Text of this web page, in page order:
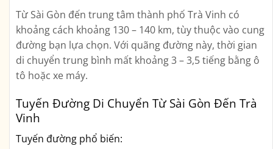
Từ Sài Gòn đến trung tâm thành phố Trà Vinh có
khoảng cách khoảng 130 – 140 km, tùy thuộc vào cung
đường bạn lựa chọn. Với quãng đường này, thời gian
di chuyển trung bình mất khoảng3 – 3,5 tiếng bằng ô
tô hoặc xe máy.
Tuyến Đường Di Chuyển Từ Sài Gòn Đến Trà
Vinh
Tuyến đường phổ biến: